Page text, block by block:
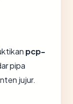
pcp-
pipa
jujur.